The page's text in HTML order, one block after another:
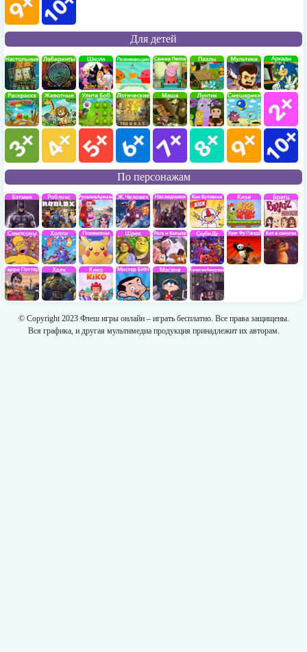
Для детей
По персонажам
© Copyright 2023 Флеш игры онлайн – играть бесплатно. Все права защищены.
Вся графика, и другая мультимедиа продукция принадлежит их авторам.